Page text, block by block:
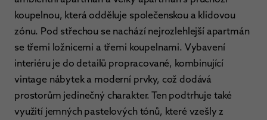
koupelnou, která odděluje společenskou a klidovou
zónu. Pod střechou se nachází nejrozlehlejší apartmán
se třemi ložnicemi a třemi koupelnami. Vybavení
interiéru je do detailů propracované, kombinující
vintage nábytek a moderní prvky, což dodává
prostorům jedinečný charakter. Ten podtrhuje také
využití jemných pastelových tónů, které vzešly z